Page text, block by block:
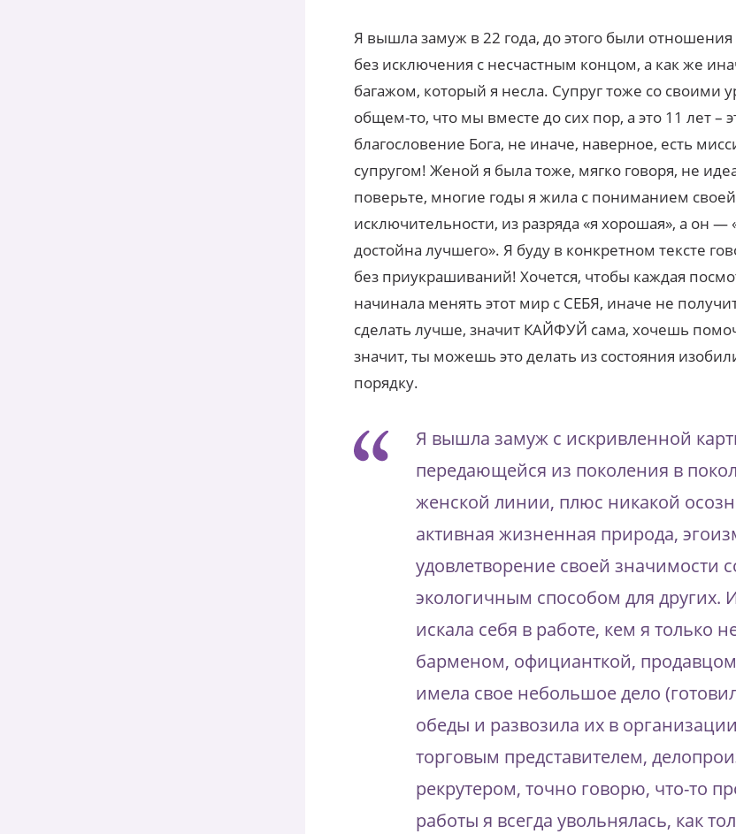
Я вышла замуж в 22 года, до этого были отношения
без исключения с несчастным концом, а как же
багажом, который я несла. Супруг тоже со своими
общем-то, что мы вместе до сих пор, а это 11 лет –
благословение Бога, не иначе, наверное, есть
супругом! Женой я была тоже, мягко говоря, не
поверьте, многие годы я жила с пониманием своей
исключительности, из разряда «я хорошая», а он —
достойна лучшего». Я буду в конкретном тексте
без приукрашиваний! Хочется, чтобы каждая
начинала менять этот мир с СЕБЯ, иначе не
сделать лучше, значит КАЙФУЙ сама, хочешь
значит, ты можешь это делать из состояния
порядку.
Я вышла замуж с искривленной
передающейся из поколения в
женской линии, плюс никакой
активная жизненная природа,
удовлетворение своей значимости
экологичным способом для других.
искала себя в работе, кем я только
барменом, официанткой,
имела свое небольшое дело
обеды и развозила их в
торговым представителем,
рекрутером, точно говорю, что-то
работы я всегда увольнялась, как